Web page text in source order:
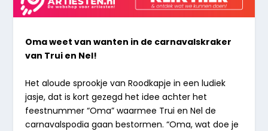
Oma weet van wanten in de carnavalskraker
van Trui en Nel!
Het aloude sprookje van Roodkapje in een ludiek
jasje, dat is kort gezegd het idee achter het
feestnummer “Oma” waarmee Trui en Nel de
carnavalspodia gaan bestormen. “Oma, wat doe je